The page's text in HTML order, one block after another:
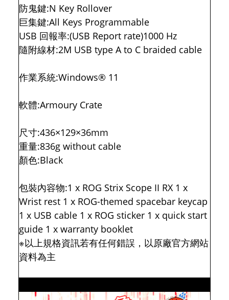
防鬼鍵:N Key Rollover
巨集鍵:All Keys Programmable
USB 回報率:(USB Report rate)1000 Hz
隨附線材:2M USB type A to C braided cable
作業系統:Windows® 11
軟體:Armoury Crate
尺寸:436×129×36mm
重量:836g without cable
顏色:Black
包裝內容物:1 x ROG Strix Scope II RX 1 x
Wrist rest 1 x ROG-themed spacebar keycap
1 x USB cable 1 x ROG sticker 1 x quick start
guide 1 x warranty booklet
※以上規格資訊若有任何錯誤，以原廠官方網站
資料為主